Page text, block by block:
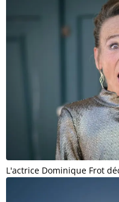
L'actrice Dominique Frot